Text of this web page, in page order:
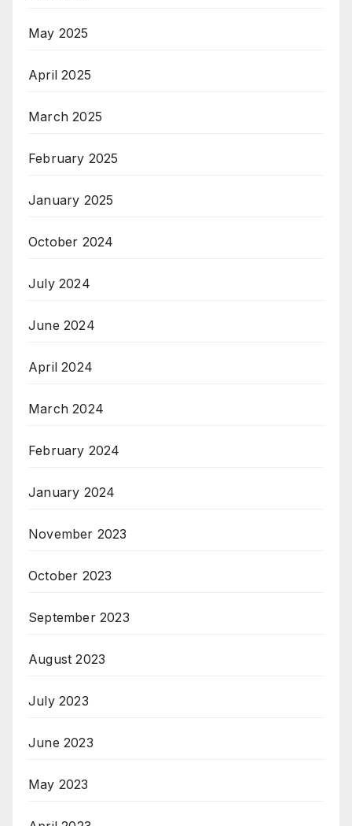
May 2025
April 2025
March 2025
February 2025
January 2025
October 2024
July 2024
June 2024
April 2024
March 2024
February 2024
January 2024
November 2023
October 2023
September 2023
August 2023
July 2023
June 2023
May 2023